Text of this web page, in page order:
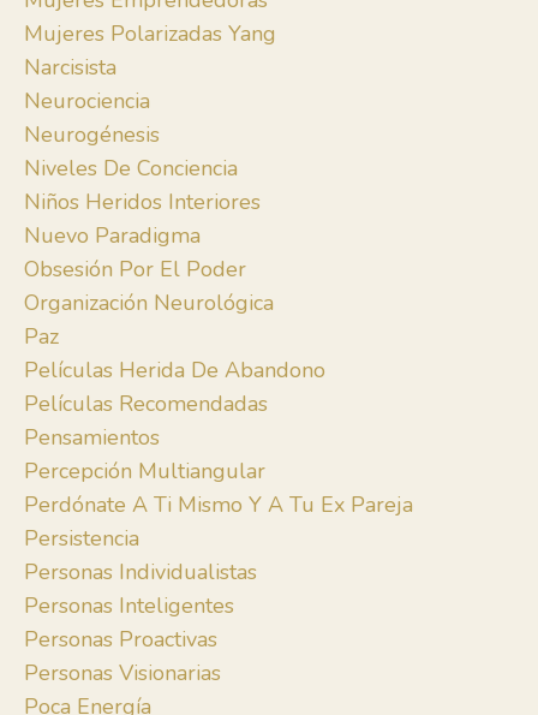
Mujeres Polarizadas Yang
Narcisista
Neurociencia
Neurogénesis
Niveles De Conciencia
Niños Heridos Interiores
Nuevo Paradigma
Obsesión Por El Poder
Organización Neurológica
Paz
Películas Herida De Abandono
Películas Recomendadas
Pensamientos
Percepción Multiangular
Perdónate A Ti Mismo Y A Tu Ex Pareja
Persistencia
Personas Individualistas
Personas Inteligentes
Personas Proactivas
Personas Visionarias
Poca Energía